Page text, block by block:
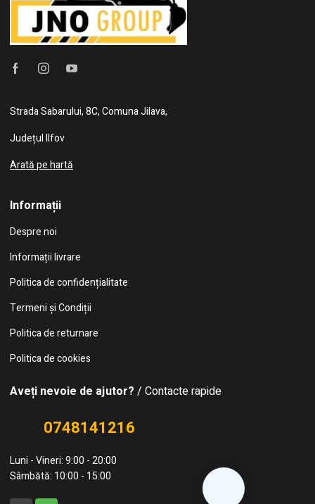
Strada Sabarului, 8C, Comuna Jilava,
Județul Ilfov
Arată pe hartă
Informații
Despre noi
Informații livrare
Politica de confidențialitate
Termeni și Condiții
Politica de returnare
Politica de cookies
Aveți nevoie de ajutor? / Contacte rapide
0748141216
Luni - Vineri: 9:00 - 20:00
Sâmbătă: 10:00 - 15:00